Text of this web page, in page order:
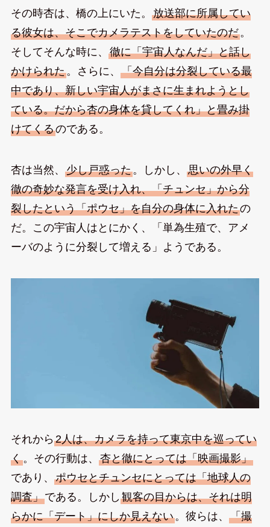
その時杏は、橋の上にいた。 放送部に所属してい
る彼女は、そこでカメラテストをしていたのだ。
そしてそんな時に、 徹に「宇宙人なんだ」と話し
かけられた。さらに、 「今自分は分裂している最
中であり、新しい宇宙人がまさに生まれようとし
ている。だから杏の身体を貸してくれ」と畳み掛
けてくるのである。
杏は当然、 少し戸惑った。しかし、 思いの外早く
徹の奇妙な発言を受け入れ、「チュンセ」から分
裂したという「ポウセ」を自分の身体に入れたの
だ。この宇宙人はとにかく、「単為生殖で、アメ
ーバのように分裂して増える」ようである。
それから2人は、カメラを持って東京中を巡ってい
く。その行動は、 杏と徹にとっては「映画撮影」
であり、 ポウセとチュンセにとっては「地球人の
調査」である。しかし 観客の目からは、それは明
らかに「デート」にしか見えない。彼らは、 「撮